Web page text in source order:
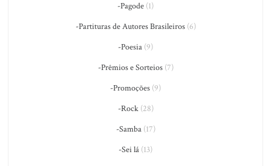
-Pagode (1)
-Partituras de Autores Brasileiros(6)
-Poesia (9)
-Prêmios e Sorteios(7)
-Promoções (9)
-Rock(28)
-Samba(17)
-Sei lá (13)